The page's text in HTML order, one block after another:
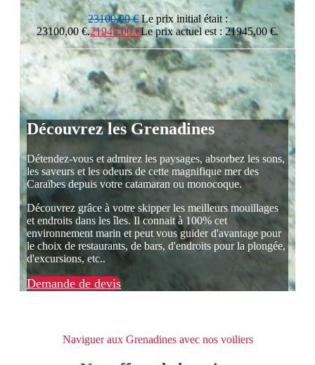
23100,00€ Le prix initial était :
23100,00 €.21945,00€Le prix actuel est : 21945,00 €.
Découvrez les Grenadines
Détendez-vous et admirez les paysages, absorbez les sons,
les saveurs et les odeurs de cette magnifique mer des
Caraïbes depuis votre catamaran ou monocoque.
Découvrez grâce à votre skipper les meilleurs mouillages
et endroits dans les îles. Il connait à 100% cet
environnement marin et peut vous guider d'avantage pour
le choix de restaurants, de bars, d'endroits pour la plongée,
d'excursions, etc..
Demande de devis
Naviguer aux Grenadines avec nos voiliers